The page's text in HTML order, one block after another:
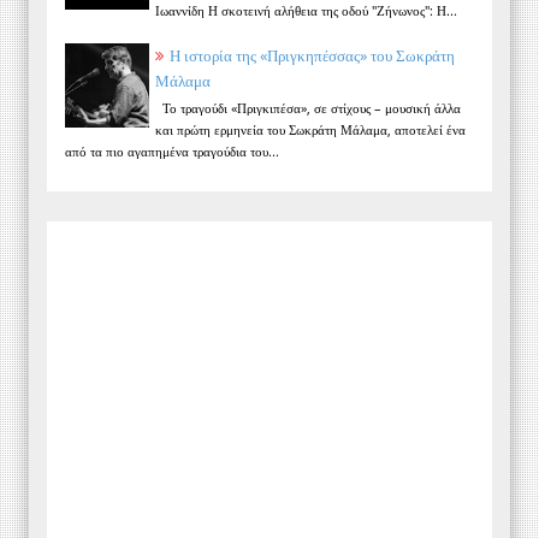
Ιωαννίδη Η σκοτεινή αλήθεια της οδού "Ζήνωνος": Η...
Η ιστορία της «Πριγκηπέσσας» του Σωκράτη
Μάλαμα
Το τραγούδι «Πριγκιπέσα», σε στίχους – μουσική άλλα
και πρώτη ερμηνεία του Σωκράτη Μάλαμα, αποτελεί ένα
από τα πιο αγαπημένα τραγούδια του...